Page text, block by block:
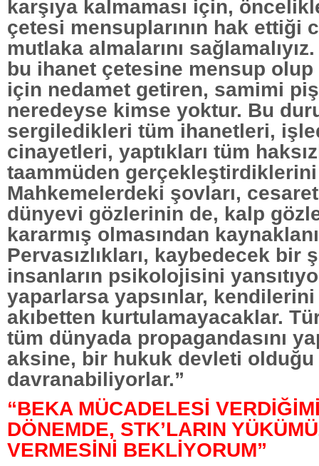
karşıya kalmaması için,
çetesi mensuplarının hak ettiği
mutlaka almalarını
bu ihanet çetesine mensup olup
için nedamet getiren, samimi
neredeyse kimse yoktur. Bu
sergiledikleri tüm ihanetleri,
cinayetleri, yaptıkları tüm
taammüden
Mahkemelerdeki şovları,
dünyevi gözlerinin de, kalp
kararmış olmasından
Pervasızlıkları, kaybedecek bir
insanların psikolojisini
yaparlarsa yapsınlar, kendilerini
akıbetten kurtulamayacaklar.
tüm dünyada propagandasını
aksine, bir hukuk devleti
davranabiliyorlar.”
“BEKA MÜCADELESİ
DÖNEMDE, STK’LARIN
VERMESİNİ BEKLİYORUM”